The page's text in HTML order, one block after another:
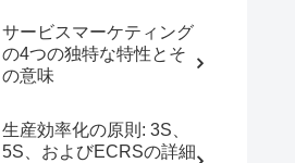
サービスマーケティング
の4つの独特な特性とそ
の意味
生産効率化の原則: 3S、
5S、およびECRSの詳細